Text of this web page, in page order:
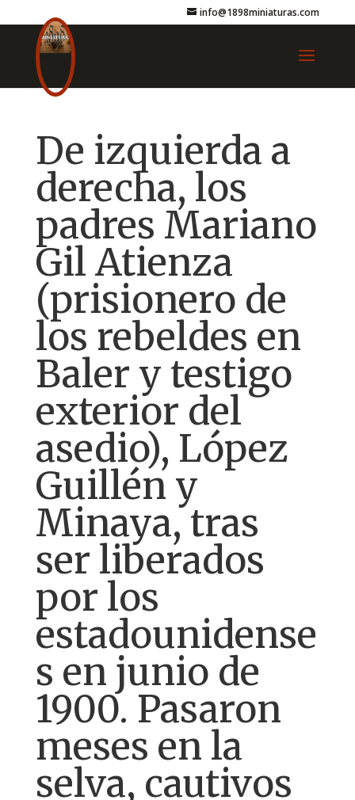
info@1898miniaturas.com
De izquierda a
derecha, los
padres Mariano
Gil Atienza
(prisionero de
los rebeldes en
Baler y testigo
exterior del
asedio), López
Guillén y
Minaya, tras
ser liberados
por los
estadounidense
s en junio de
1900. Pasaron
meses en la
selva, cautivos